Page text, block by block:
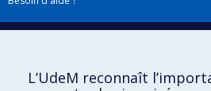
Plan du site|Accessibilité
L’UdeM reconnaît